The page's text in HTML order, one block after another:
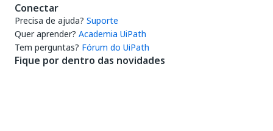
Conectar
Precisa de ajuda? Suporte
Quer aprender? Academia UiPath
Tem perguntas? Fórum do UiPath
Fique por dentro das novidades